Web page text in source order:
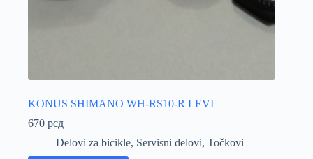
KONUS SHIMANO WH-RS10-R LEVI
670 рсд
Delovi za bicikle, Servisni delovi, Točkovi